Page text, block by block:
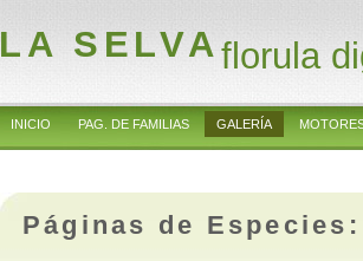
LA SELVAflorula
INICIO PAG. DE FAMILIAS GALERÍA
Páginas de